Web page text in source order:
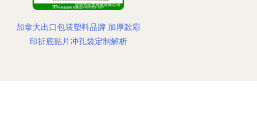
加拿大出口包装塑料品牌 加厚款彩
印折底贴片冲孔袋定制解析